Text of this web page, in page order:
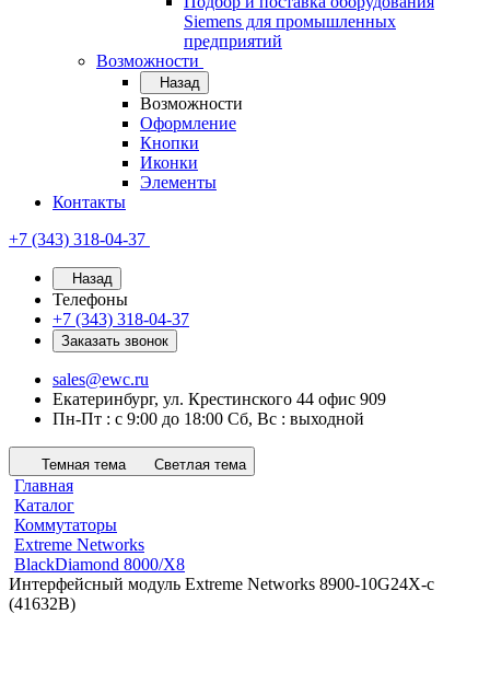
Siemens для промышленных
предприятий
Возможности
Назад
Возможности
Оформление
Кнопки
Иконки
Элементы
Контакты
+7 (343) 318-04-37
Назад
Телефоны
+7 (343) 318-04-37
Заказать звонок
sales@ewc.ru
Екатеринбург, ул. Крестинского 44 офис 909
Пн-Пт : с 9:00 до 18:00 Сб, Вс : выходной
Темная тема Светлая тема
Главная
Каталог
Коммутаторы
Extreme Networks
BlackDiamond 8000/X8
Интерфейсный модуль Extreme Networks 8900-10G24X-c
(41632B)